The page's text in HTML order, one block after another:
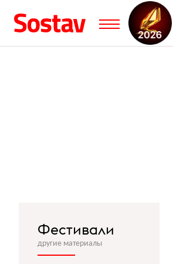
Фестивали
другие материалы